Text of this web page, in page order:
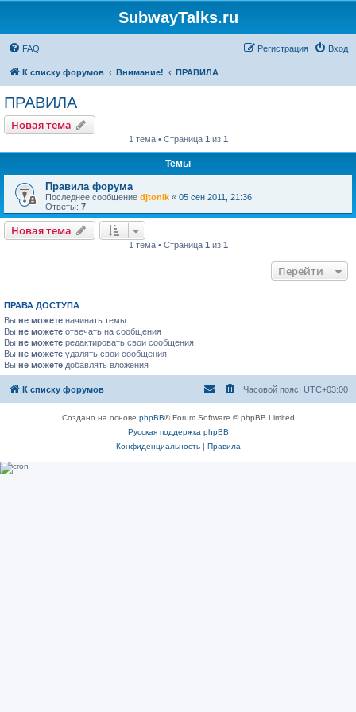
SubwayTalks.ru
FAQ Вход
Регистрация
К списку форумов Внимание! ПРАВИЛА
ПРАВИЛА
Новая тема
1 тема • Страница 1 из 1
Темы
Правила форума
Последнее сообщение djtonik « 05 сен 2011, 21:36
Ответы: 7
Новая тема
1 тема • Страница 1 из 1
Перейти
ПРАВА ДОСТУПА
Вы не можете начинать темы
Вы не можете отвечать на сообщения
Вы не можете редактировать свои сообщения
Вы не можете удалять свои сообщения
Вы не можете добавлять вложения
К списку форумов Часовой пояс: UTC+03:00
Создано на основе phpBB® Forum Software © phpBB Limited
Русская поддержка phpBB
Конфиденциальность| Правила